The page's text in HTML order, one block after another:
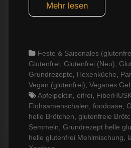
Mehr lesen
Categories
Feste & Saisonales
Glutenfrei, Glutenfrei (Neu),
Grundrezepte, Hexenküche,
Vegan (glutenfrei), Veganes
Tags
Apfelpektin, eifrei,
Flohsamenschalen, foodoase,
helle Brötchen, glutenfreie
Semmeln, Grundrezept helle
helle glutenfrei Mehlmischung,